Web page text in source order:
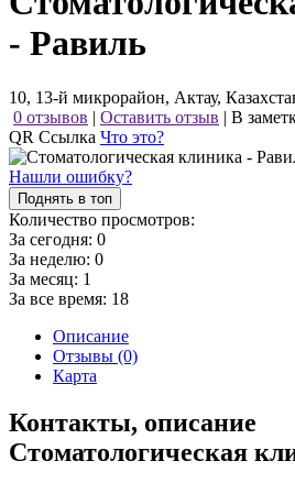
- Равиль
10, 13-й микрорайон, Актау,
0 отзывов | Оставить отзыв | В
QR Ссылка Что это?
Нашли ошибку?
Поднять в топ
Количество просмотров:
За сегодня: 0
За неделю: 0
За месяц: 1
За все время: 18
Описание
Отзывы (0)
Карта
Контакты, описание
Стоматологическая